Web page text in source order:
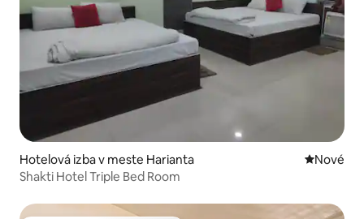
Hotelová izba v meste Harianta Nové
Nové
Shakti Hotel Triple Bed Room